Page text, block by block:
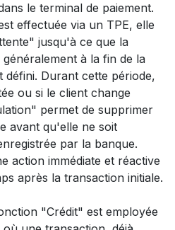
le terminal de paiement.
effectuée via un TPE, elle
jusqu'à ce que la
à la fin de la
Durant cette période,
ou si le client change
permet de supprimer
avant qu'elle ne soit
par la banque.
action immédiate et réactive
après la transaction initiale.
"Crédit" est employée